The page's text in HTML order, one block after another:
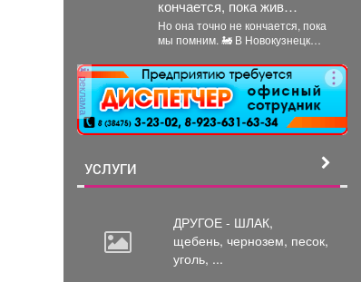
кончается, пока жив
последний солдат.
Но она точно не кончается, пока
мы помним. 🚂 В Новокузнецк
реклама
УСЛУГИ
ДРУГОЕ - ШЛАК,
щебень, чернозем, песок,
уголь, ...